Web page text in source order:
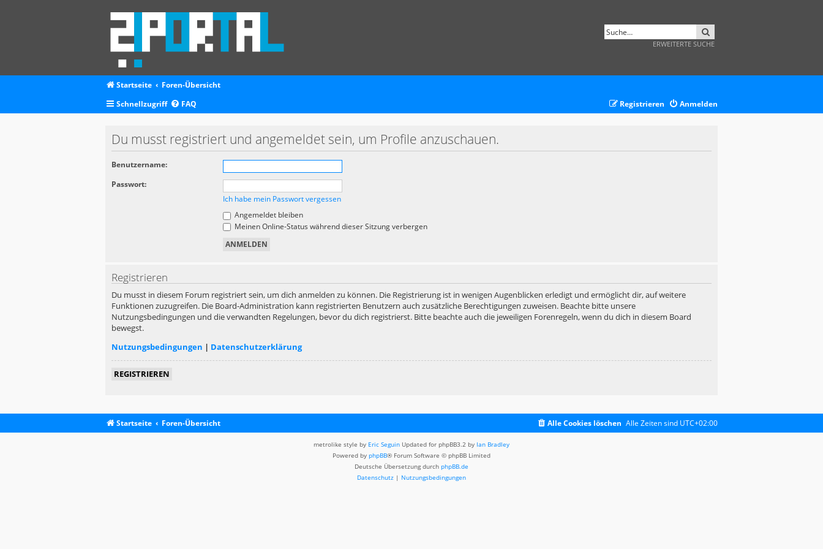
ERWEITERTE SUCHE
Startseite
Foren-Übersicht
Schnellzugriff
FAQ Anmelden
Registrieren
Du musst registriert und angemeldet sein, um Profile anzuschauen.
Benutzername:
Passwort:
Ich habe mein Passwort vergessen
Angemeldet bleiben
Meinen Online-Status während dieser Sitzung verbergen
Registrieren
Du musst in diesem Forum registriert sein, um dich anmelden zu können. Die Registrierung ist in wenigen Augenblicken erledigt und ermöglicht dir, auf weitere
Funktionen zuzugreifen. Die Board-Administration kann registrierten Benutzern auch zusätzliche Berechtigungen zuweisen. Beachte bitte unsere
Nutzungsbedingungen und die verwandten Regelungen, bevor du dich registrierst. Bitte beachte auch die jeweiligen Forenregeln, wenn du dich in diesem Board
bewegst.
Nutzungsbedingungen | Datenschutzerklärung
REGISTRIEREN
Startseite Foren-Übersicht Alle Zeiten sind UTC+02:00
Alle Cookies löschen
metrolike style by Eric Seguin Updated for phpBB3.2 by Ian Bradley
Powered by phpBB® Forum Software © phpBB Limited
Deutsche Übersetzung durch phpBB.de
Datenschutz | Nutzungsbedingungen